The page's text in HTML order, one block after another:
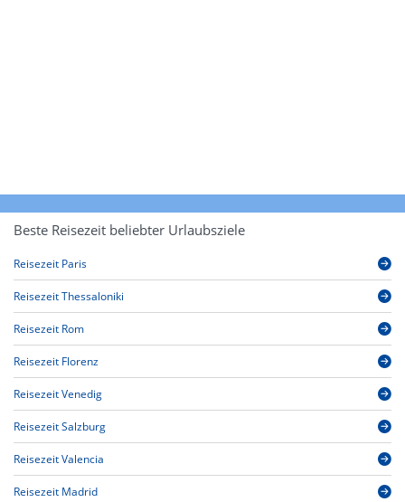
Beste Reisezeit beliebter Urlaubsziele
Reisezeit Paris
Reisezeit Thessaloniki
Reisezeit Rom
Reisezeit Florenz
Reisezeit Venedig
Reisezeit Salzburg
Reisezeit Valencia
Reisezeit Madrid